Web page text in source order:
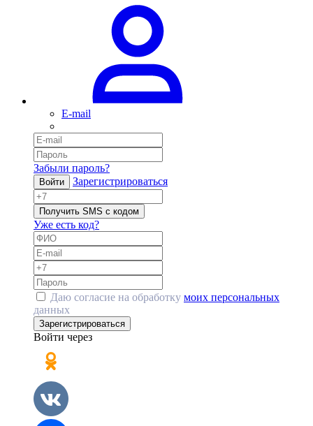
E-mail
Забыли пароль?
Войти Зарегистрироваться
Получить SMS с кодом
Уже есть код?
Даю согласие на обработку моих персональных
данных
Зарегистрироваться
Войти через